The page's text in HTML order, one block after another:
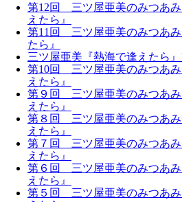
第12回 三ツ屋亜美のみつあ
えたら』
第11回 三ツ屋亜美のみつあみ
たら』
三ツ屋亜美『熱海で逢えたら
第10回 三ツ屋亜美のみつあ
えたら』
第９回 三ツ屋亜美のみつあ
えたら』
第８回 三ツ屋亜美のみつあ
えたら』
第７回 三ツ屋亜美のみつあ
えたら』
第６回 三ツ屋亜美のみつあ
えたら』
第５回 三ツ屋亜美のみつあ